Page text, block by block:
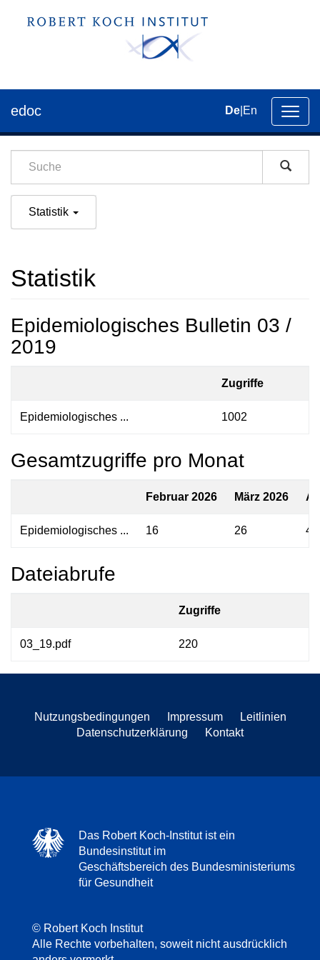
der
edoc De En
Statistik
Statistik
Epidemiologisches Bulletin 03 /
2019
Zugriffe
Epidemiologisches ... 1002
Gesamtzugriffe pro Monat
Februar 2026 März 2026
Epidemiologisches ... 16 26 43
Dateiabrufe
Zugriffe
03_19.pdf 220
Nutzungsbedingungen Impressum
Leitlinien
Datenschutzerklärung
Kontakt
Das Robert Koch-Institut ist ein
Bundesinstitut im
Geschäftsbereich des Bundesministeriums
für Gesundheit
© Robert Koch Institut
Alle Rechte vorbehalten, soweit nicht ausdrücklich